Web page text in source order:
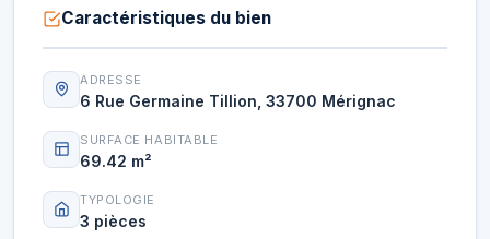
Caractéristiques du bien
ADRESSE
6 Rue Germaine Tillion, 33700 Mérignac
SURFACE HABITABLE
69.42 m²
TYPOLOGIE
3 pièces